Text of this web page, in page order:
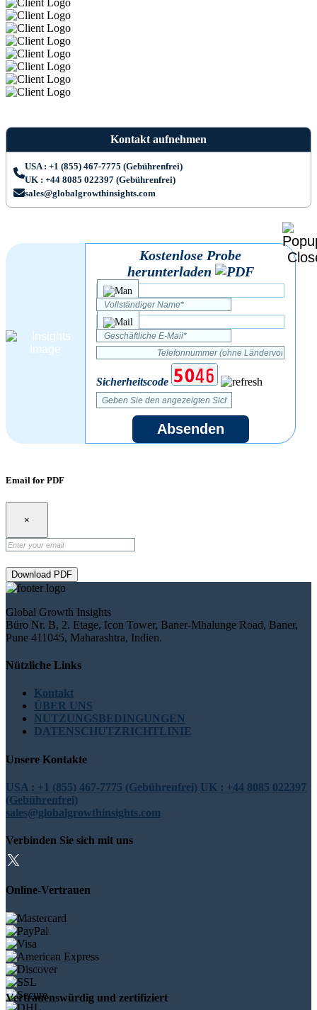
Kontakt aufnehmen
USA : +1 (855) 467-7775 (Gebührenfrei)
UK : +44 8085 022397 (Gebührenfrei)
sales@globalgrowthinsights.com
Kostenlose Probe
herunterladen
Sicherheitscode
Absenden
Email for PDF
×
Download PDF
Global Growth Insights
Büro Nr. B, 2. Etage, Icon Tower, Baner-Mhalunge Road, Baner,
Pune 411045, Maharashtra, Indien.
Nützliche Links
Kontakt
ÜBER UNS
NUTZUNGSBEDINGUNGEN
DATENSCHUTZRICHTLINIE
Unsere Kontakte
USA : +1 (855) 467-7775 (Gebührenfrei) UK : +44 8085 022397
(Gebührenfrei)
sales@globalgrowthinsights.com
Verbinden Sie sich mit uns
Online-Vertrauen
Vertrauenswürdig und zertifiziert